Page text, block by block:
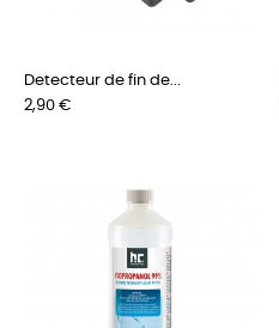
Detecteur de fin de...
Preis
2,90 €